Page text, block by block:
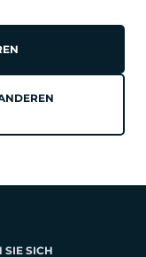
SIE SICH